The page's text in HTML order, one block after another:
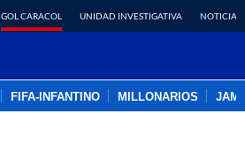
GOL CARACOL UNIDAD INVESTIGATIVA NOTICIAS
FIFA-INFANTINO MILLONARIOS